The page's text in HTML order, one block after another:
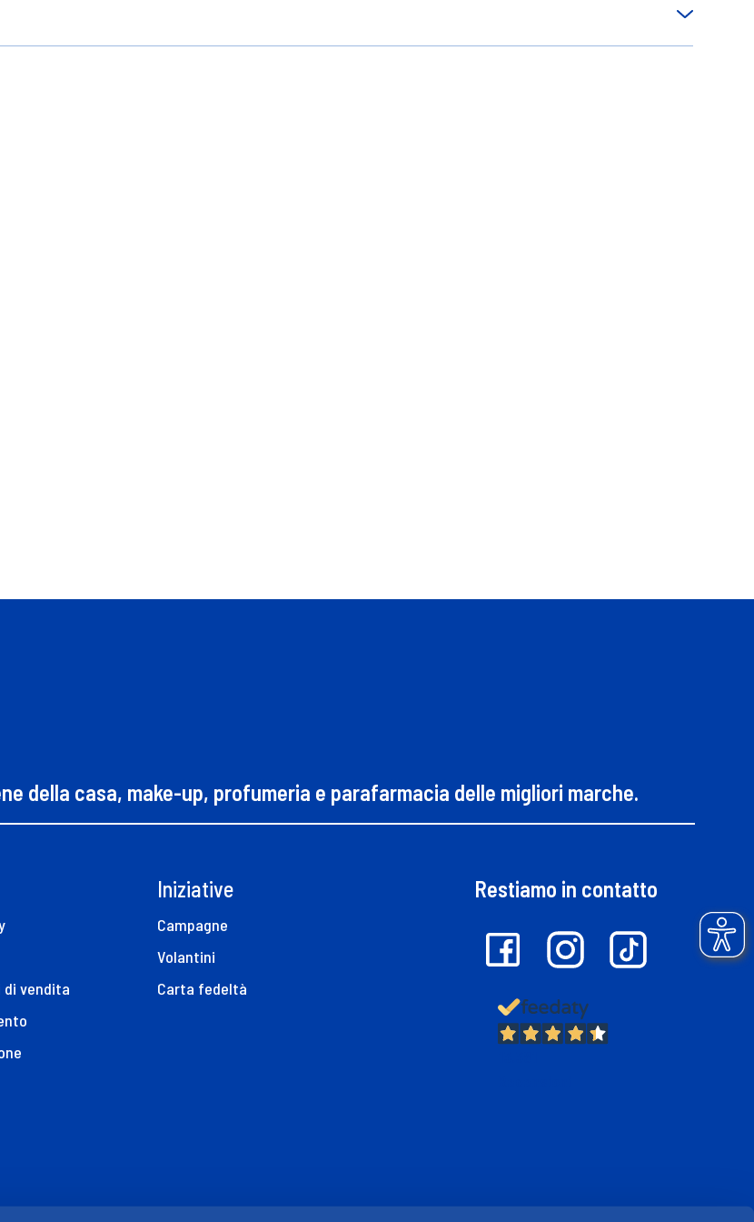
lo stile desiderato.
della casa, make-up, profumeria e parafarmacia delle migliori marche.
di vendita
Iniziative
Campagne
Volantini
Carta fedeltà
Restiamo in contatto